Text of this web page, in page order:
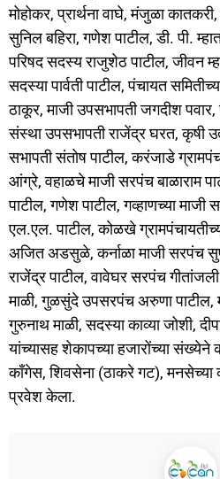
मोहोकर, प्रार्थना वाघे, मंजुळा
सुनिल बहिरा, गणेश पाटील, डी. पी.
परिषद सदस्य राजुशेठ पाटील, जीवन
सदस्या पार्वती पाटील, पंचायत
ठाकूर, माजी उपसभापती जगदीश पवार,
संस्था उपसभापती राजेंद्र घरत, कृषी
सभापती संतोष पाटील, करंजाडे
आंग्रे, वहाळचे माजी सरपंच बाळाराम
पाटील, गणेश पाटील, गव्हाणच्या माजी
एल.एल. पाटील, कोळखे
अजित अडसुळे, कर्नाळा माजी सरपंच
राजेंद्र पाटील, वावेघर सरपंच
माळी, गुळसुंदे उपसरपंच अरुणा पाटील,
गुरुनाथ माळी, सदस्या काव्या जोशी,
यांच्यासह शेकापच्या हजारोंच्या संख्येने
काँगेस, शिवसेना (ठाकरे गट), मनसेच्या
प्रवेश केला.